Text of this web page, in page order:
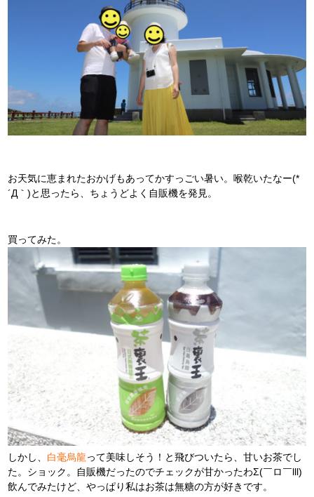
お天気に恵まれたおかげもあってかすっごい暑い。喉乾いたなー(*
´Д｀)と思ったら、ちょうどよく自販機を発見。
買ってみた。
しかし、 白毫烏龍って美味しそう！と飛びついたら、甘いお茶でし
た。ショック。自販機だったのでチェックが甘かったわΣ(￣ロ￣lll)
飲んでみたけど、やっぱり私はお茶は無糖の方が好きです。